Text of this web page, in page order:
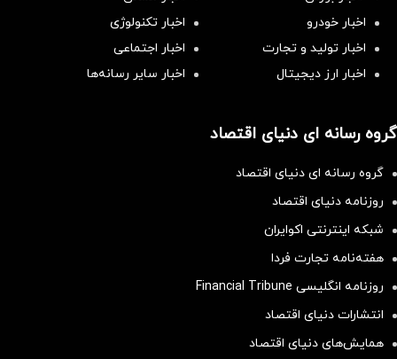
اخبار خودرو
اخبار تکنولوژی
اخبار تولید و تجارت
اخبار اجتماعی
اخبار ارز دیجیتال
اخبار سایر رسانه‌‌ها
گروه رسانه ای دنیای اقتصاد
گروه رسانه ای دنیای اقتصاد
روزنامه دنیای اقتصاد
شبکه اینترنتی اکوایران
هفته‌نامه تجارت فردا
روزنامه انگلیسی Financial Tribune
انتشارات دنیای اقتصاد
همایش‌های دنیای اقتصاد